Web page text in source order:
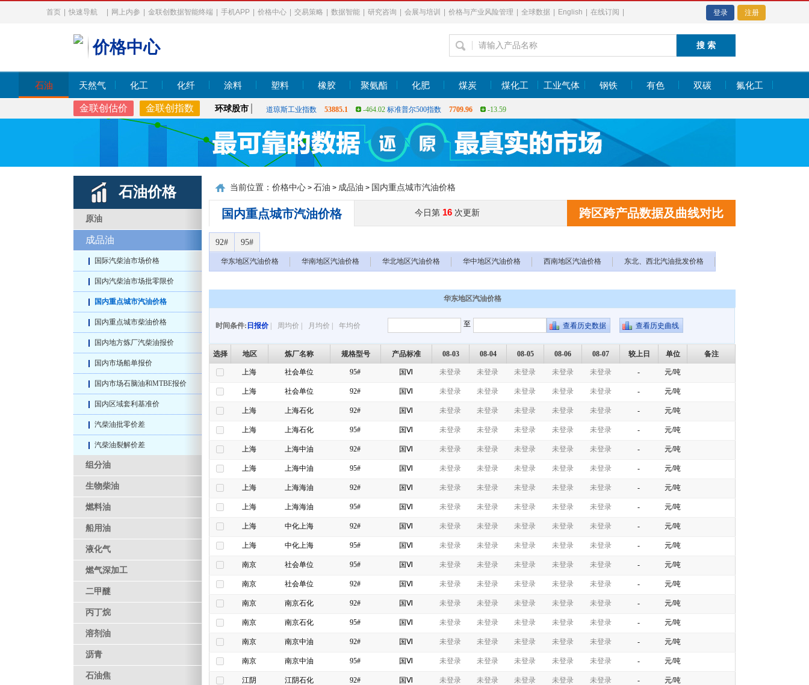
首页 快速导航 网上内参 金联创数据智能终端 手机APP 价格中心 交易策略 数据智能 研究咨询 会展与培训 价格与产业风险管理 全球数据 English 在线订阅 登录 注册
价格中心
石油 天然气 化工 化纤 涂料 塑料 橡胶 聚氨酯 化肥 煤炭 煤化工 工业气体 钢铁 有色 双碳 氟化工
金联创估价 金联创指数 环球股市
上证指数 3900.35 21.92 深证指数 14110.12 -34.08 恒生指数 25530.28 -385.54 日经指数 65683.26 -617.18
道琼斯工业指数 53885.1 -464.02 标准普尔500指数 7709.96 -13.59
上证指数 3900.35 21.92 深证指数 14110.12 -34.08 恒生指数 25530.28 -385.54 日经指数 65683.26
石油价格
原油
成品油
国际汽柴油市场价格
国内汽柴油市场批零限价
国内重点城市汽油价格
国内重点城市柴油价格
国内地方炼厂汽柴油报价
国内市场船单报价
国内市场石脑油和MTBE报价
国内区域套利基准价
汽柴油批零价差
汽柴油裂解价差
组分油
生物柴油
燃料油
船用油
液化气
燃气深加工
二甲醚
丙丁烷
溶剂油
沥青
石油焦
当前位置： 价格中心 > 石油 > 成品油 > 国内重点城市汽油价格
国内重点城市汽油价格 今日第 16 次更新 跨区跨产品数据及曲线对比
92# 95#
华东地区汽油价格 华南地区汽油价格 华北地区汽油价格 华中地区汽油价格 西南地区汽油价格 东北、西北汽油批发价格
华东地区汽油价格
时间条件: 日报价 周均价 月均价 年均价 至
选择 地区 炼厂名称 规格型号 产品标准 08-03 08-04 08-05 08-06 08-07 较上日 单位 备注
上海 社会单位 95# 国Ⅵ 未登录 未登录 未登录 未登录 未登录 - 元/吨
上海 社会单位 92# 国Ⅵ 未登录 未登录 未登录 未登录 未登录 - 元/吨
上海 上海石化 92# 国Ⅵ 未登录 未登录 未登录 未登录 未登录 - 元/吨
上海 上海石化 95# 国Ⅵ 未登录 未登录 未登录 未登录 未登录 - 元/吨
上海 上海中油 92# 国Ⅵ 未登录 未登录 未登录 未登录 未登录 - 元/吨
上海 上海中油 95# 国Ⅵ 未登录 未登录 未登录 未登录 未登录 - 元/吨
上海 上海海油 92# 国Ⅵ 未登录 未登录 未登录 未登录 未登录 - 元/吨
上海 上海海油 95# 国Ⅵ 未登录 未登录 未登录 未登录 未登录 - 元/吨
上海 中化上海 92# 国Ⅵ 未登录 未登录 未登录 未登录 未登录 - 元/吨
上海 中化上海 95# 国Ⅵ 未登录 未登录 未登录 未登录 未登录 - 元/吨
南京 社会单位 95# 国Ⅵ 未登录 未登录 未登录 未登录 未登录 - 元/吨
南京 社会单位 92# 国Ⅵ 未登录 未登录 未登录 未登录 未登录 - 元/吨
南京 南京石化 92# 国Ⅵ 未登录 未登录 未登录 未登录 未登录 - 元/吨
南京 南京石化 95# 国Ⅵ 未登录 未登录 未登录 未登录 未登录 - 元/吨
南京 南京中油 92# 国Ⅵ 未登录 未登录 未登录 未登录 未登录 - 元/吨
南京 南京中油 95# 国Ⅵ 未登录 未登录 未登录 未登录 未登录 - 元/吨
江阴 江阴石化 92# 国Ⅵ 未登录 未登录 未登录 未登录 未登录 - 元/吨